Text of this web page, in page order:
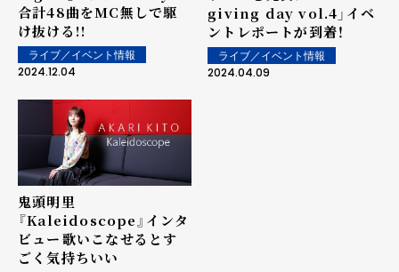
合計48曲をMC無しで駆
け抜ける!!
ライブ／イベント情報
2024.12.04
giving day vol.4」イベ
ントレポートが到着！
ライブ／イベント情報
2024.04.09
鬼頭明里
『Kaleidoscope』インタ
ビュー――歌いこなせるとす
ごく気持ちいい